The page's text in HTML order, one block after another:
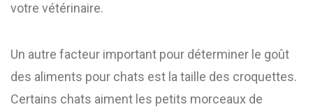
votre vétérinaire.
Un autre facteur important pour déterminer le goût
des aliments pour chats est la taille des croquettes.
Certains chats aiment les petits morceaux de